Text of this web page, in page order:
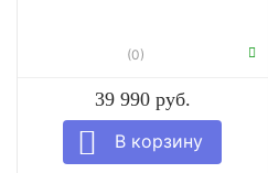
(0)
39 990 руб.